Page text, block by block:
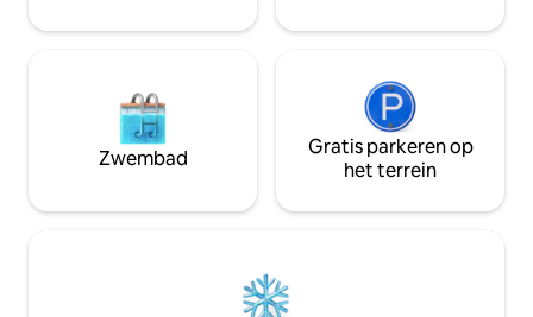
Zwembad
Gratis parkeren op
het terrein